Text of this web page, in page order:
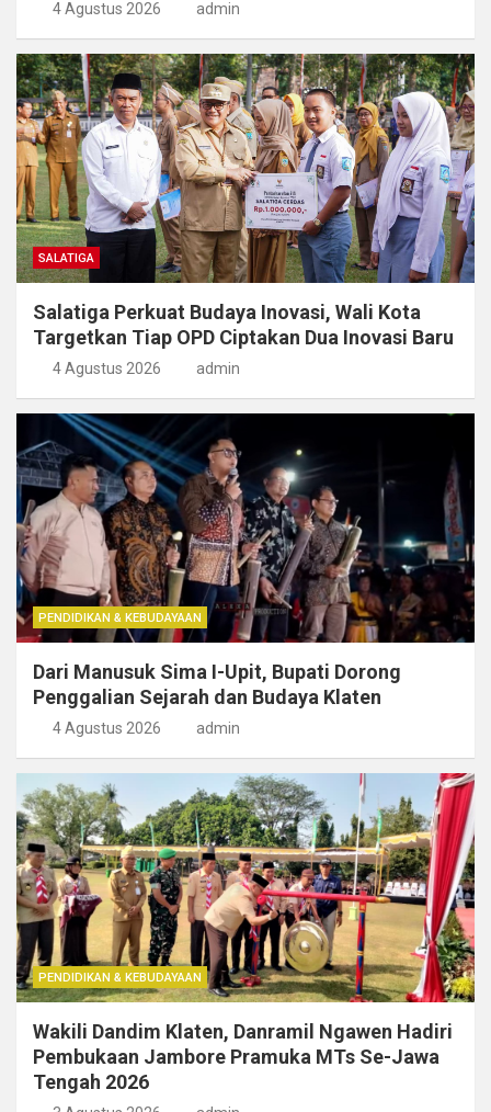
4 Agustus 2026 admin
SALATIGA
Salatiga Perkuat Budaya Inovasi, Wali Kota
Targetkan Tiap OPD Ciptakan Dua Inovasi Baru
4 Agustus 2026 admin
PENDIDIKAN & KEBUDAYAAN
Dari Manusuk Sima I-Upit, Bupati Dorong
Penggalian Sejarah dan Budaya Klaten
4 Agustus 2026 admin
PENDIDIKAN & KEBUDAYAAN
Wakili Dandim Klaten, Danramil Ngawen Hadiri
Pembukaan Jambore Pramuka MTs Se-Jawa
Tengah 2026